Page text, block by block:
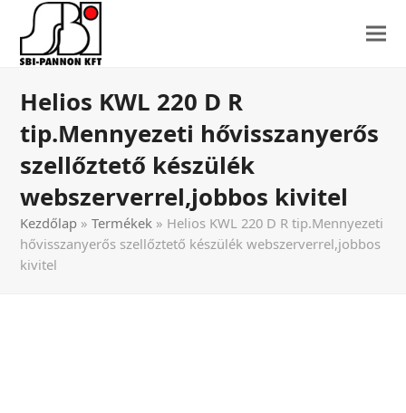
Helios KWL 220 D R
tip.Mennyezeti hővisszanyerős
szellőztető készülék
webszerverrel,jobbos kivitel
Kezdőlap »Termékek » Helios KWL 220 D R tip.Mennyezeti
hővisszanyerős szellőztető készülék webszerverrel,jobbos
kivitel